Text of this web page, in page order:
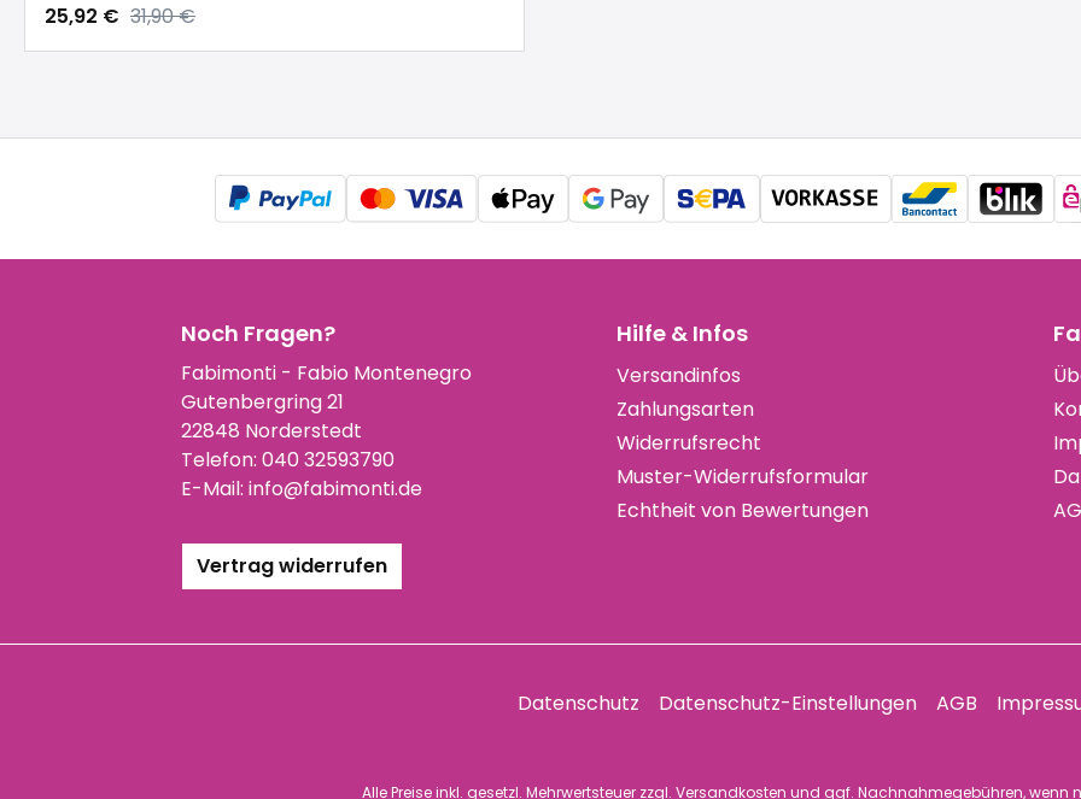
25,92 € 31,90 €
Noch Fragen?
Fabimonti - Fabio Montenegro
Gutenbergring 21
22848 Norderstedt
Telefon:040 32593790
E-Mail:info@fabimonti.de
Vertrag widerrufen
Hilfe & Infos
Versandinfos
Zahlungsarten
Widerrufsrecht
Muster-Widerrufsformular
Echtheit von Bewertungen
Datenschutz Datenschutz-Einstellungen AGB
Alle Preise inkl. gesetzl. Mehrwertsteuer zzgl. Versandkosten und ggf. Nachnahmegebühren, wenn